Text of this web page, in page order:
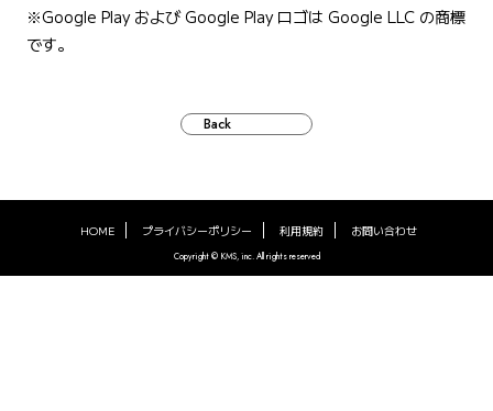
※Google Play および Google Play ロゴは Google LLC の商標
です。
Back
HOME プライバシーポリシー 利用規約 お問い合わせ
Copyright © KMS, inc. All rights reserved